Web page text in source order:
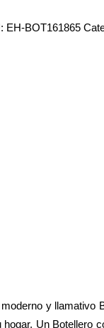
EH-BOT161865
y llamativo
Un Botellero